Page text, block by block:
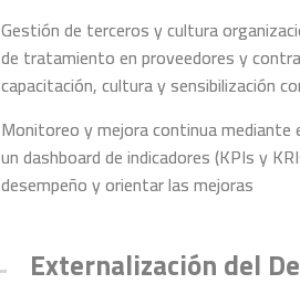
Gestión de terceros y cultura
de tratamiento en proveedores y
capacitación, cultura y sensibilización
Monitoreo y mejora continua mediante
un dashboard de indicadores (KPIs y
desempeño y orientar las mejoras
Externalización del